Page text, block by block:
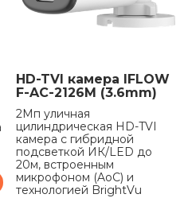
HD-TVI камера IFLOW
F-AC-2126M (3.6mm)
2Мп уличная
цилиндрическая HD-TVI
камера с гибридной
подсветкой ИК/LED до
20м, встроенным
микрофоном (AoC) и
технологией BrightVu